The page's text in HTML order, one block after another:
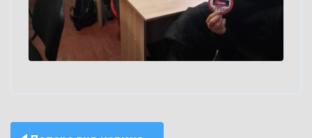
Навігація